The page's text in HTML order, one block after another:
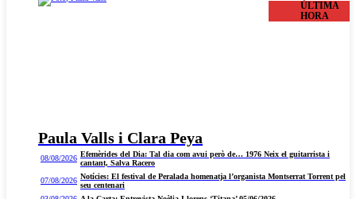
Paula Valls i Clara Peya
ÚLTIMA
HORA
08/08/2026 Efemèrides del Dia: Tal dia com avui però de… 1976 Neix el guitarrista i
cantant, Salva Racero
07/08/2026 Notícies: El festival de Peralada homenatja l’organista Montserrat Torrent pel
seu centenari